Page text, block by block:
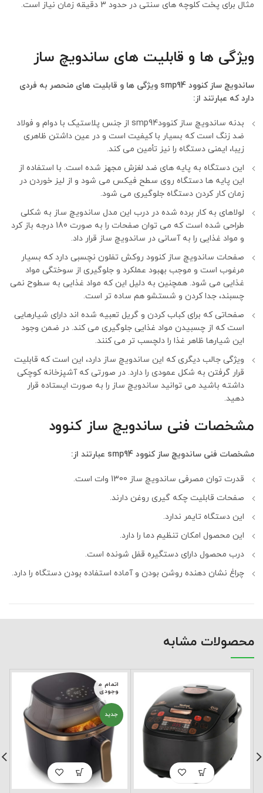
مثال برای پخت کلوچه های سنتی در حدود 3 دقیقه زمان نیاز است.
ویژگی ها و قابلیت های ساندویچ ساز
ساندویچ ساز کنوود smp94 ویژگی ها و قابلیت های منحصر به فردی
دارد که عبارتند از:
بدنه ساندویچ ساز کنوودsmp94 از جنس پلاستیک با دوام و فولاد
ضد زنگ است که بسیار با کیفیت است و در عین داشتن ظاهری
زیبا، ایمنی دستگاه را نیز تأمین می کند.
این دستگاه به پایه های ضد لغزش مجهز شده است. با استفاده از
این پایه ها دستگاه روی سطح فیکس می شود و از لیز خوردن در
زمان کار کردن دستگاه جلوگیری می شود.
لولاهای به کار برده شده در درب این مدل ساندویچ ساز به شکلی
طراحی شده است که می توان صفحات را به صورت 180 درجه باز کرد
و مواد غذایی را به آسانی در ساندویچ ساز قرار داد.
صفحات ساندویچ ساز کنوود روکش تفلون نچسبی دارد که بسیار
مرغوب است و موجب بهبود عملکرد و جلوگیری از سوختگی مواد
غذایی می شود. همچنین به دلیل این که مواد غذایی به سطوح نمی
چسبند، جدا کردن و شستشو هم ساده تر است.
صفحاتی که برای کباب کردن و گریل تعبیه شده اند دارای شیارهایی
است که از چسبیدن مواد غذایی جلوگیری می کند. در ضمن وجود
این شیارها ظاهر غذا را دلچسب تر می کنند.
ویژگی جالب دیگری که این ساندویچ ساز دارد، این است که قابلیت
قرار گرفتن به شکل عمودی را دارد. در صورتی که آشپزخانه کوچکی
داشته باشید می توانید ساندویچ ساز را به صورت ایستاده قرار
دهید.
مشخصات فنی ساندویچ ساز کنوود
مشخصات فنی ساندویچ ساز کنوود smp94 عبارتند از:
قدرت توان مصرفی ساندویچ ساز 1300 وات است.
صفحات قابلیت چکه گیری روغن دارند.
این دستگاه تایمر ندارد.
این محصول امکان تنظیم دما را دارد.
درب محصول دارای دستگیره قفل شونده است.
چراغ نشان دهنده روشن بودن و آماده استفاده بودن دستگاه را دارد.
محصولات مشابه
اتمام م
وجودی
جدید